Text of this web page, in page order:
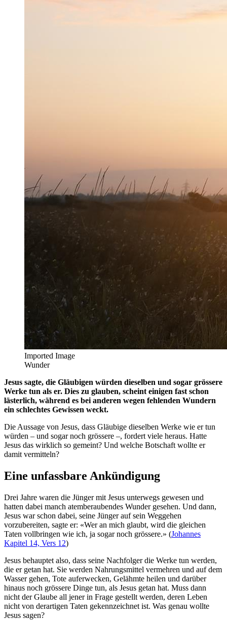
Imported Image
Wunder
Jesus sagte, die Gläubigen würden dieselben und sogar grössere
Werke tun als er. Dies zu glauben, scheint einigen fast schon
lästerlich, während es bei anderen wegen fehlenden Wundern
ein schlechtes Gewissen weckt.
Die Aussage von Jesus, dass Gläubige dieselben Werke wie er tun
würden – und sogar noch grössere –, fordert viele heraus. Hatte
Jesus das wirklich so gemeint? Und welche Botschaft wollte er
damit vermitteln?
Eine unfassbare Ankündigung
Drei Jahre waren die Jünger mit Jesus unterwegs gewesen und
hatten dabei manch atemberaubendes Wunder gesehen. Und dann,
Jesus war schon dabei, seine Jünger auf sein Weggehen
vorzubereiten, sagte er: «Wer an mich glaubt, wird die gleichen
Taten vollbringen wie ich, ja sogar noch grössere.» (Johannes
Kapitel 14, Vers 12)
Jesus behauptet also, dass seine Nachfolger die Werke tun werden,
die er getan hat. Sie werden Nahrungsmittel vermehren und auf dem
Wasser gehen, Tote auferwecken, Gelähmte heilen und darüber
hinaus noch grössere Dinge tun, als Jesus getan hat. Muss dann
nicht der Glaube all jener in Frage gestellt werden, deren Leben
nicht von derartigen Taten gekennzeichnet ist. Was genau wollte
Jesus sagen?